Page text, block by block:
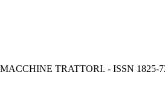
TRATTORI. - ISSN 1825-